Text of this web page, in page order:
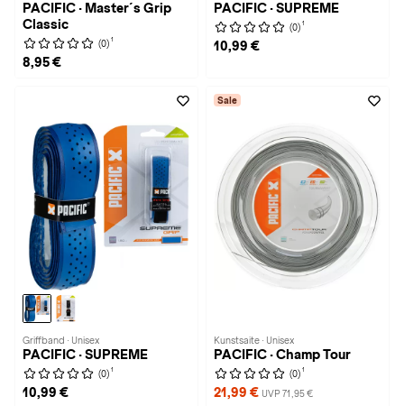
PACIFIC · Master´s Grip
Classic
(0) 1
8,95 €
PACIFIC · SUPREME
(0) 1
10,99 €
Griffband · Unisex
PACIFIC · SUPREME
(0) 1
10,99 €
Sale
Kunstsaite · Unisex
PACIFIC · Champ Tour
(0) 1
21,99 € UVP 71,95 €